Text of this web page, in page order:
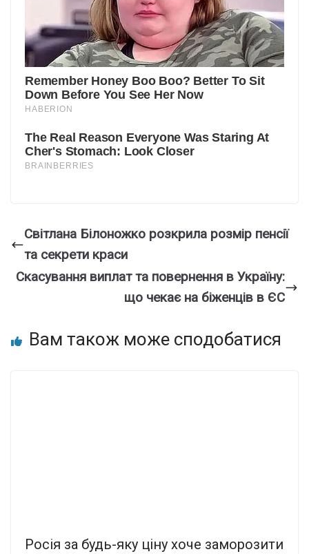
Світлана Білоножко розкрила розмір пенсії
та секрети краси
Скасування виплат та повернення в Україну:
що чекає на біженців в ЄС
Вам також може сподобатися
Росія за будь-яку ціну хоче заморозити